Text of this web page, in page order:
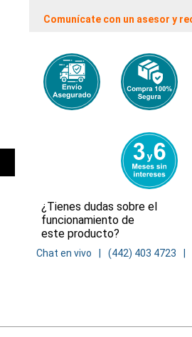
Comunícate con un asesor y
¿Tienes dudas sobre el
funcionamiento de
este producto?
Chat en vivo (442) 403 4723